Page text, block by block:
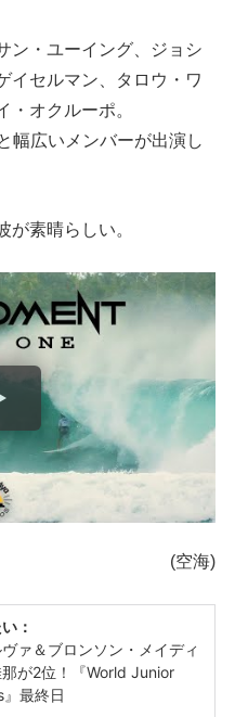
ン・ユーイング、ジョシ
イセルマン、タロウ・ワ
・オクルーポ。
幅広いメンバーが出演し
素晴らしい。
(空海)